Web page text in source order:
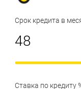
Срок кредита в
Ставка по кредиту